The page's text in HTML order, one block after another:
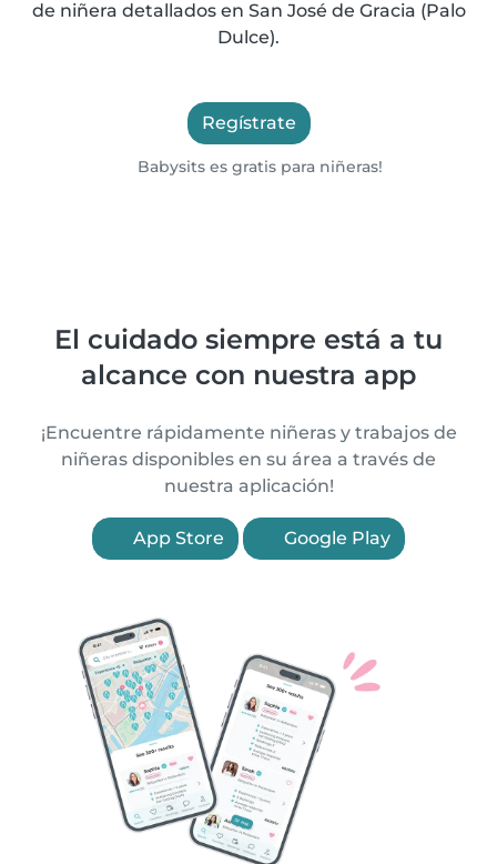
de niñera detallados en San José de Gracia (Palo
Dulce).
Regístrate
Babysits es gratis para niñeras!
El cuidado siempre está a tu
alcance con nuestra app
¡Encuentre rápidamente niñeras y trabajos de
niñeras disponibles en su área a través de
nuestra aplicación!
App Store Google Play